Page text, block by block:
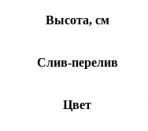
Высота, см
Слив-перелив
Цвет